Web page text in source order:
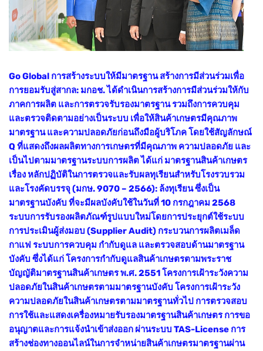
Go Global การสร้างระบบให้มีมาตรฐาน สร้างการมีส่วนร่วมเพื่อ
การยอมรับสู่สากล: มกอช.ได้ดำเนินการสร้างการมีส่วนร่วมให้กับ
ภาคการผลิต และการตรวจรับรองมาตรฐาน รวมถึงการควบคุม
และตรวจติดตามอย่างเป็นระบบ เพื่อให้สินค้าเกษตรมีคุณภาพ
มาตรฐาน และความปลอดภัยก่อนถึงมือผู้บริโภค โดยใช้สัญลักษณ์
Q ที่แสดงถึงผลผลิตทางการเกษตรที่มีคุณภาพ ความปลอดภัย และ
เป็นไปตามมาตรฐานระบบการผลิต ได้แก่ มาตรฐานสินค้าเกษตร
เรื่อง หลักปฏิบัติในการตรวจและรับผลทุเรียนสำหรับโรงรวบรวม
และโรงคัดบรรจุ (มกษ. 9070 – 2566): ล้งทุเรียน ซึ่งเป็น
มาตรฐานบังคับ ที่จะมีผลบังคับใช้ในวันที่ 10 กรกฎาคม 2568
ระบบการรับรองผลิตภัณฑ์รูปแบบใหม่โดยการประยุกต์ใช้ระบบ
การประเมินผู้ส่งมอบ (Supplier Audit) กระบวนการผลิตเมล็ด
กาแฟ ระบบการควบคุม กำกับดูแล และตรวจสอบด้านมาตรฐาน
บังคับ ซึ่งได้แก่ โครงการกำกับดูแลสินค้าเกษตรตามพระราช
บัญญัติมาตรฐานสินค้าเกษตร พ.ศ. 2551 โครงการเฝ้าระวังความ
ปลอดภัยในสินค้าเกษตรตามมาตรฐานบังคับ โครงการเฝ้าระวัง
ความปลอดภัยในสินค้าเกษตรตามมาตรฐานทั่วไป การตรวจสอบ
การใช้และแสดงเครื่องหมายรับรองมาตรฐานสินค้าเกษตร การขอ
อนุญาตและการแจ้งนำเข้าส่งออก ผ่านระบบ TAS-License การ
สร้างช่องทางออนไลน์ในการจำหน่ายสินค้าเกษตรมาตรฐานผ่าน